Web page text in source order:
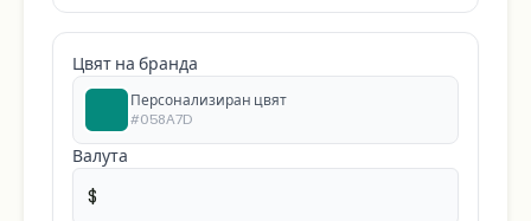
Цвят на бранда
Персонализиран цвят
#058A7D
Валута